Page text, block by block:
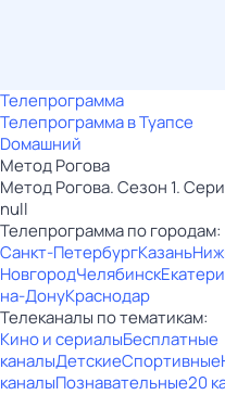
Телепрограмма
Телепрограмма в Туапсе
Dомашний
Метод Рогова
Метод Рогова. Сезон 1.
null
Телепрограмма по городам:
Санкт-ПетербургКазань
НовгородЧелябинск
на-ДонуКраснодар
Телеканалы по тематикам:
Кино и сериалыБесплатные
каналыДетскиеСпортивные
каналыПознавательные20